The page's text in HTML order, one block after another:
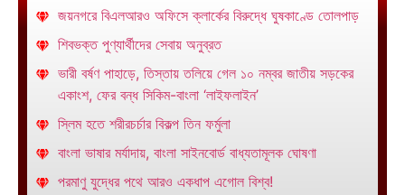
জয়নগরে বিএলআরও অফিসে ক্লার্কের বিরুদ্ধে ঘুষকাণ্ডে তোলপাড়
শিবভক্ত পুণ্যার্থীদের সেবায় অনুব্রত
ভারী বর্ষণ পাহাড়ে, তিস্তায় তলিয়ে গেল ১০ নম্বর জাতীয় সড়কের
একাংশ, ফের বন্ধ সিকিম-বাংলা ‘লাইফলাইন’
স্লিম হতে শরীরচর্চার বিকল্প তিন ফর্মুলা
বাংলা ভাষার মর্যাদায়, বাংলা সাইনবোর্ড বাধ্যতামূলক ঘোষণা
পরমাণু যুদ্ধের পথে আরও একধাপ এগোল বিশ্ব!